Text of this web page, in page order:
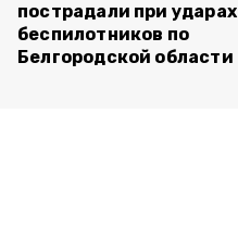
пострадали при ударах
беспилотников по
Белгородской области